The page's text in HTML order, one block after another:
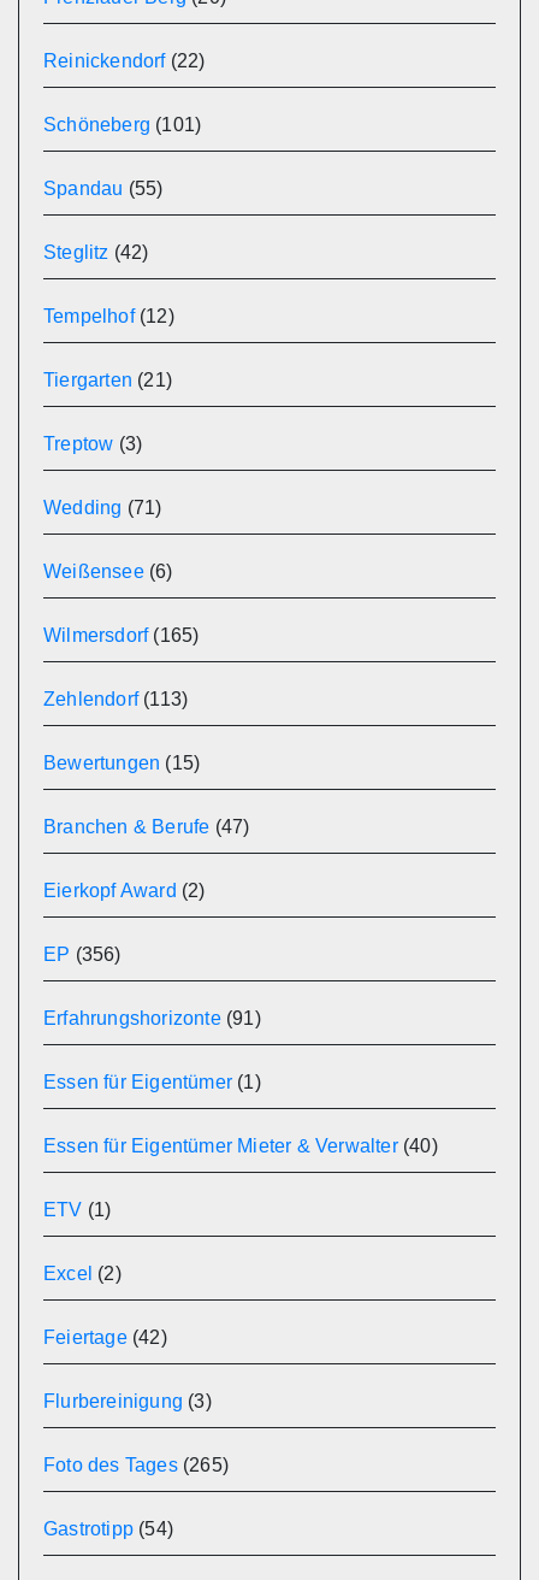
Reinickendorf(22)
Schöneberg (101)
Spandau (55)
Steglitz (42)
Tempelhof(12)
Tiergarten (21)
Treptow (3)
Wedding (71)
Weißensee(6)
Wilmersdorf(165)
Zehlendorf(113)
Bewertungen (15)
Branchen & Berufe (47)
Eierkopf Award (2)
EP (356)
Erfahrungshorizonte(91)
Essen für Eigentümer (1)
Essen für Eigentümer Mieter & Verwalter(40)
ETV (1)
Excel (2)
Feiertage(42)
Flurbereinigung (3)
Foto des Tages(265)
Gastrotipp (54)